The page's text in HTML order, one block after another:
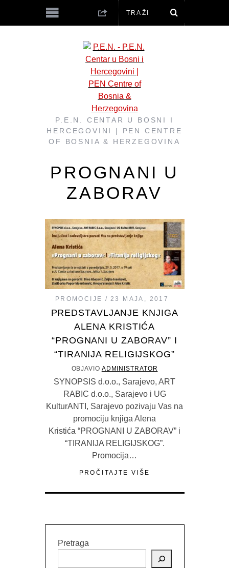
P.E.N. CENTAR U BOSNI I
HERCEGOVINI | PEN CENTRE
OF BOSNIA & HERZEGOVINA
PROGNANI U
ZABORAV
PROMOCIJE 23 MAJA, 2017
PREDSTAVLJANJE KNJIGA
ALENA KRISTIĆA
“PROGNANI U ZABORAV” I
“TIRANIJA RELIGIJSKOG”
OBJAVIO ADMINISTRATOR
SYNOPSIS d.o.o., Sarajevo, ART
RABIC d.o.o., Sarajevo i UG
KulturANTI, Sarajevo pozivaju Vas na
promociju knjiga Alena
Kristića “PROGNANI U ZABORAV” i
“TIRANIJA RELIGIJSKOG”.
Promocija…
PROČITAJTE VIŠE
Pretraga